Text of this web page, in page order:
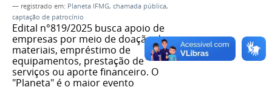
— registrado em: Planeta IFMG, chamada pública,
captação de patrocínio
Edital n°819/2025 busca apoio de
empresas por meio de doação de
materiais, empréstimo de
equipamentos, prestação de
serviços ou aporte financeiro. O
"Planeta" é o maior evento